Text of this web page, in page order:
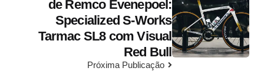
de Remco Evenepoel:
Specialized S-Works
Tarmac SL8 com Visual
Red Bull
Próxima Publicação